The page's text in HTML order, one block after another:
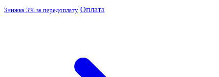
Знижка 3% за передоплату Оплата